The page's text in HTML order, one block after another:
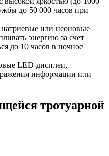
до 50 000 часов при
натриевые или неоновые
энергию за счет
до 10 часов в ночное
LED-дисплеи,
информации или
тротуарной